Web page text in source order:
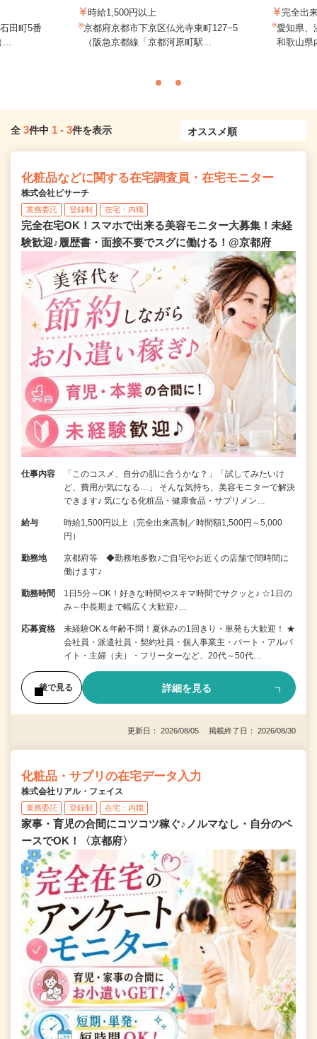
田町5番
時給1,500円以上
京都府京都市下京区仏光寺東町127−5
（阪急京都線「京都河原町駅...
完全出
愛知県、
和歌山
全 3件中 1 - 3件を表示
化粧品などに関する在宅調査員・在宅モニター
株式会社ビサーチ
業務委託 登録制 在宅・内職
完全在宅OK！スマホで出来る美容モニター大募集！未経
験歓迎♪履歴書・面接不要でスグに働ける！@京都府
仕事内容
「このコスメ、自分の肌に合うかな？」「試してみたいけ
ど、費用が気になる…」 そんな気持ち、美容モニターで解決
できます♪ 気になる化粧品・健康食品・サプリメン…
給与
時給1,500円以上（完全出来高制／時間額1,500円～5,000
円）
勤務地
京都府等 ◆勤務地多数♪ご自宅やお近くの店舗で間時間に
働けます♪
勤務時間
1日5分～OK！好きな時間やスキマ時間でサクッと♪ ☆1日の
み～中長期まで幅広く大歓迎♪…
応募資格
未経験OK＆年齢不問！夏休みの1回きり・単発も大歓迎！ ★
会社員・派遣社員・契約社員・個人事業主・パート・アルバ
イト・主婦（夫）・フリーターなど、20代～50代…
後で見る 詳細を見る
更新日： 2026/08/05 掲載終了日： 2026/08/30
化粧品・サプリの在宅データ入力
株式会社リアル・フェイス
業務委託 登録制 在宅・内職
家事・育児の合間にコツコツ稼ぐ♪ノルマなし・自分のペ
ースでOK！〈京都府〉